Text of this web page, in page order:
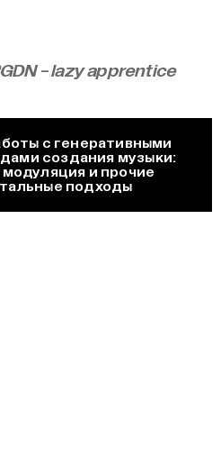
- lazy apprentice
с генеративными
создания музыки:
и прочие
подходы